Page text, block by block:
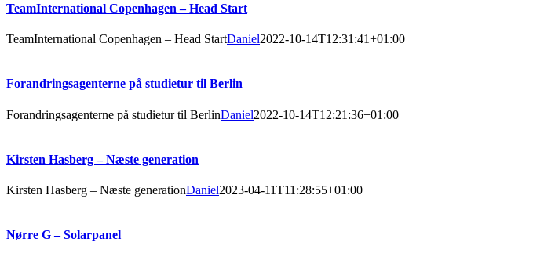
TeamInternational Copenhagen – Head Start
TeamInternational Copenhagen – Head StartDaniel2022-10-14T12:31:41+01:00
Forandringsagenterne på studietur til Berlin
Forandringsagenterne på studietur til BerlinDaniel2022-10-14T12:21:36+01:00
Kirsten Hasberg – Næste generation
Kirsten Hasberg – Næste generationDaniel2023-04-11T11:28:55+01:00
Nørre G – Solarpanel